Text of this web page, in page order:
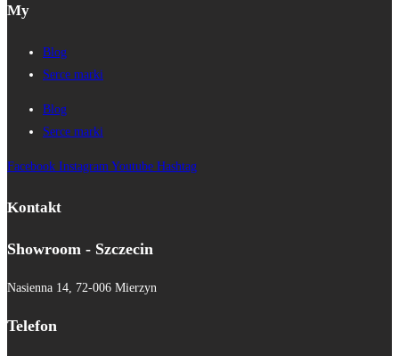
My
Blog
Serce marki
Blog
Serce marki
Facebook Instagram Youtube Hashtag
Kontakt
Showroom - Szczecin
Nasienna 14, 72-006 Mierzyn
Telefon